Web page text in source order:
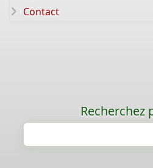
Contact
Recherchez